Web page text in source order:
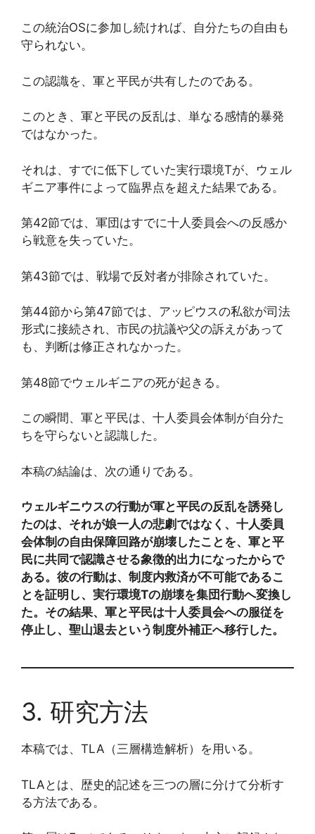
この統治OSに参加し続ければ、自分たちの自由も
守られない。
この認識を、軍と平民が共有したのである。
このとき、軍と平民の反乱は、単なる感情的暴発
ではなかった。
それは、すでに低下していた実行環境Tが、ウェル
ギニア事件によって臨界点を超えた結果である。
第42節では、軍団はすでに十人委員会への反感か
ら戦意を失っていた。
第43節では、戦場で反対者が排除されていた。
第44節から第47節では、アッピウスの私欲が司法
形式に接続され、市民の抗議や父の訴えがあって
も、判断は修正されなかった。
第48節でウェルギニアの死が起きる。
この瞬間、軍と平民は、十人委員会体制が自分た
ちを守らないと認識した。
本稿の結論は、次の通りである。
ウェルギニウスの行動が軍と平民の反乱を誘発し
たのは、それが娘一人の悲劇ではなく、十人委員
会体制の自由保障回路が崩壊したことを、軍と平
民に共同で認識させる象徴的出力になったからで
ある。彼の行動は、制度内救済が不可能であるこ
とを証明し、実行環境Tの崩壊を集団行動へ変換し
た。その結果、軍と平民は十人委員会への服従を
停止し、聖山退去という制度外補正へ移行した。
3. 研究方法
本稿では、TLA（三層構造解析）を用いる。
TLAとは、歴史的記述を三つの層に分けて分析す
る方法である。